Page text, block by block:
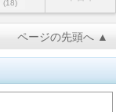
(18)
ページの先頭へ ▲